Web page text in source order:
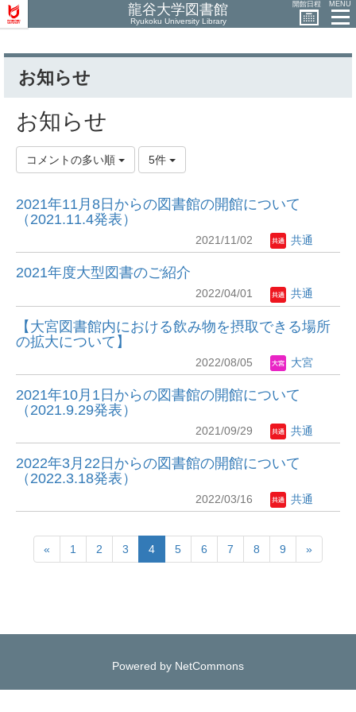
龍谷大学図書館
Ryukoku University Library
開館日程 MENU
お知らせ
お知らせ
コメントの多い順 5件
2021年11月8日からの図書館の開館について
（2021.11.4発表）
2021/11/02 共通
2021年度大型図書のご紹介
2022/04/01 共通
【大宮図書館内における飲み物を摂取できる場所
の拡大について】
2022/08/05 大宮
2021年10月1日からの図書館の開館について
（2021.9.29発表）
2021/09/29 共通
2022年3月22日からの図書館の開館について
（2022.3.18発表）
2022/03/16 共通
« 1 2 3 4 5 6 7 8 9 »
Powered by NetCommons